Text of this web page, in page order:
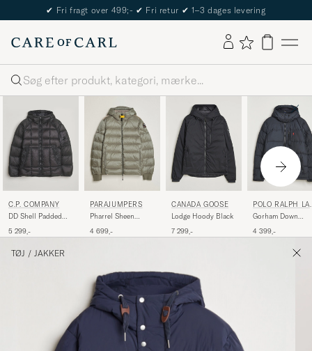
The Care of Carl Passport
Søg
C.P. COMPANY
DD Shell Padded
5 299,-
PARAJUMPERS
Pharrel Sheen
Grey
4 699,-
CANADA GOOSE
Lodge Hoody Black
7 299,-
POLO RALPH
REN
Gorham Down
4 399,-
TØJ / JAKKER